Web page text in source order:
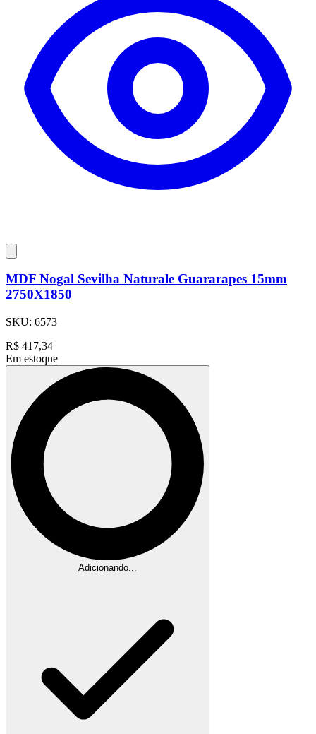
MDF Nogal Sevilha Naturale Guararapes 15mm
2750X1850
SKU: 6573
R$ 417,34
Em estoque
Adicionando...